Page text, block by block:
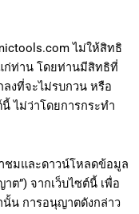
ไม่ให้สิทธิ
ก่ท่าน โดยท่านมีสิทธิที่
ลงที่จะไม่รบกวน หรือ
ไม่ว่าโดยการกระทำ
ชมและดาวน์โหลดข้อมูล
ต”) จากเว็บไซต์นี้ เพื่อ
นั้น การอนุญาตดังกล่าว